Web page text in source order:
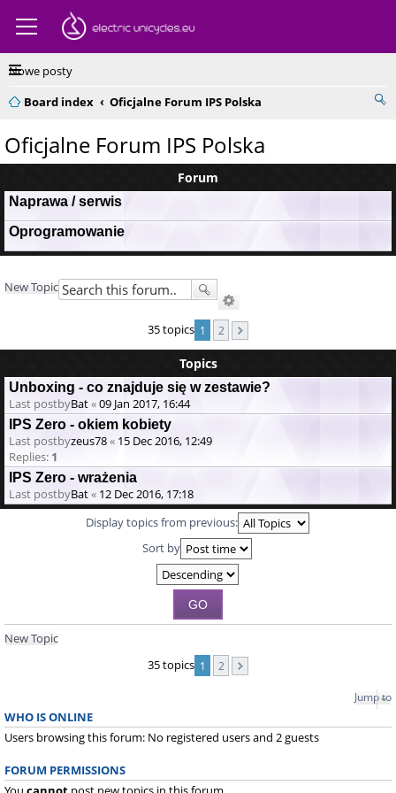
Nowe posty
Board index
Oficjalne Forum IPS Polska
Oficjalne Forum IPS Polska
Forum
Naprawa / serwis
Oprogramowanie
New Topic
35 topics 1 2
Topics
Unboxing - co znajduje się w zestawie?
Last postbyBat«09 Jan 2017, 16:44
IPS Zero - okiem kobiety
Last postbyzeus78« 15 Dec 2016, 12:49
Replies: 1
IPS Zero - wrażenia
Last postbyBat« 12 Dec 2016, 17:18
Display topics from previous:
Sort by
New Topic
35 topics 1 2
Jump to
WHO IS ONLINE
Users browsing this forum: No registered users and 2 guests
FORUM PERMISSIONS